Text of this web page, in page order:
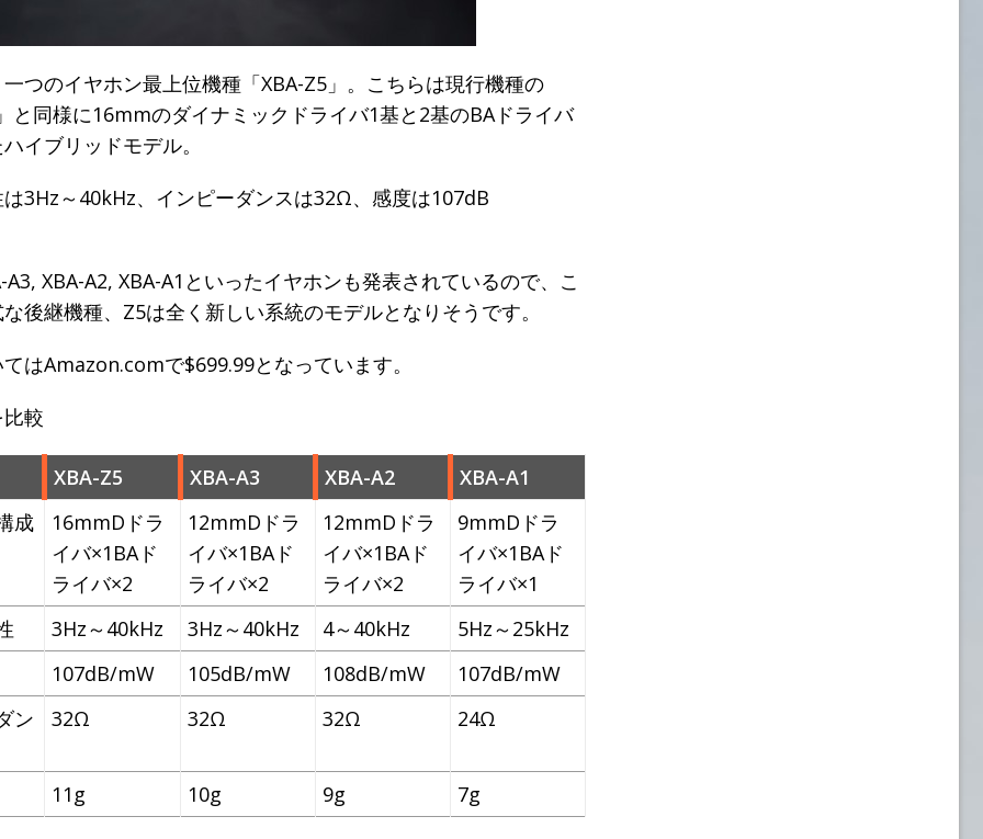
つのイヤホン最上位機種「XBA-Z5」。こちらは現行機種の
と同様に16mmのダイナミックドライバ1基と2基のBAドライバ
イブリッドモデル。
は3Hz～40kHz、インピーダンスは32Ω、感度は107dB
A3, XBA-A2, XBA-A1といったイヤホンも発表されているので、こ
後継機種、Z5は全く新しい系統のモデルとなりそうです。
はAmazon.comで$699.99となっています。
較
XBA-Z5 XBA-A3 XBA-A2
XBA-A1
成
16mmDドラ
イバ×1BAド
ライバ×2
12mmDドラ
イバ×1BAド
ライバ×2
12mmDドラ
イバ×1BAド
ライバ×2
9mmDドラ
イバ×1BAド
ライバ×1
3Hz～40kHz 3Hz～40kHz 4～40kHz
5Hz～25kHz
107dB/mW 105dB/mW 108dB/mW
107dB/mW
ン
32Ω 32Ω 32Ω 24Ω
11g 10g 9g 7g